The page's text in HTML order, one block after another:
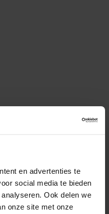
en advertenties te
social media te bieden
Ook delen we
onze site met onze